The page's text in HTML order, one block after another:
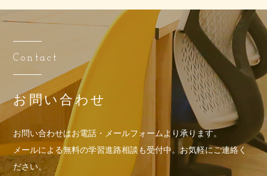
Contact
お問い合わせ
お問い合わせはお電話・メールフォームより承ります。
メールによる無料の学習進路相談も受付中。お気軽にご連絡く
ださい。